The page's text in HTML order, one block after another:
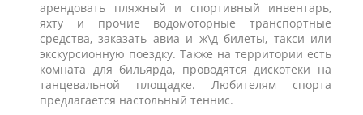
арендовать пляжный и спортивный инвентарь,
яхту и прочие водомоторные транспортные
средства, заказать авиа и ж\д билеты, такси или
экскурсионную поездку. Также на территории есть
комната для бильярда, проводятся дискотеки на
танцевальной площадке. Любителям спорта
предлагается настольный теннис.